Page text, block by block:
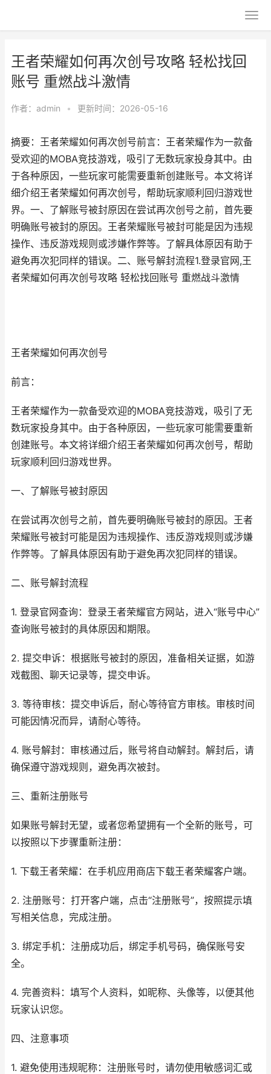
王者荣耀如何再次创号攻略 轻松找回
账号 重燃战斗激情
作者： admin • 更新时间：2026-05-16
摘要：王者荣耀如何再次创号前言：王者荣耀作为一款备
受欢迎的MOBA竞技游戏，吸引了无数玩家投身其中。由
于各种原因，一些玩家可能需要重新创建账号。本文将详
细介绍王者荣耀如何再次创号，帮助玩家顺利回归游戏世
界。一、了解账号被封原因在尝试再次创号之前，首先要
明确账号被封的原因。王者荣耀账号被封可能是因为违规
操作、违反游戏规则或涉嫌作弊等。了解具体原因有助于
避免再次犯同样的错误。二、账号解封流程1.登录官网,王
者荣耀如何再次创号攻略 轻松找回账号 重燃战斗激情
王者荣耀如何再次创号
前言：
王者荣耀作为一款备受欢迎的MOBA竞技游戏，吸引了无
数玩家投身其中。由于各种原因，一些玩家可能需要重新
创建账号。本文将详细介绍王者荣耀如何再次创号，帮助
玩家顺利回归游戏世界。
一、了解账号被封原因
在尝试再次创号之前，首先要明确账号被封的原因。王者
荣耀账号被封可能是因为违规操作、违反游戏规则或涉嫌
作弊等。了解具体原因有助于避免再次犯同样的错误。
二、账号解封流程
1. 登录官网查询：登录王者荣耀官方网站，进入“账号中心”
查询账号被封的具体原因和期限。
2. 提交申诉：根据账号被封的原因，准备相关证据，如游
戏截图、聊天记录等，提交申诉。
3. 等待审核：提交申诉后，耐心等待官方审核。审核时间
可能因情况而异，请耐心等待。
4. 账号解封：审核通过后，账号将自动解封。解封后，请
确保遵守游戏规则，避免再次被封。
三、重新注册账号
如果账号解封无望，或者您希望拥有一个全新的账号，可
以按照以下步骤重新注册：
1. 下载王者荣耀：在手机应用商店下载王者荣耀客户端。
2. 注册账号：打开客户端，点击“注册账号”，按照提示填
写相关信息，完成注册。
3. 绑定手机：注册成功后，绑定手机号码，确保账号安
全。
4. 完善资料：填写个人资料，如昵称、头像等，以便其他
玩家认识您。
四、注意事项
1. 避免使用违规昵称：注册账号时，请勿使用敏感词汇或